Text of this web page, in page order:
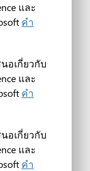
และ
คำ
อเกี่ยวกับ
และ
คำ
อเกี่ยวกับ
และ
คำ